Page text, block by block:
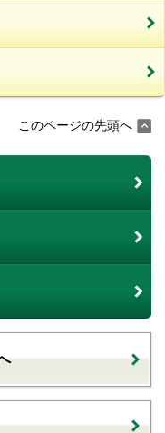
このページの先頭へ